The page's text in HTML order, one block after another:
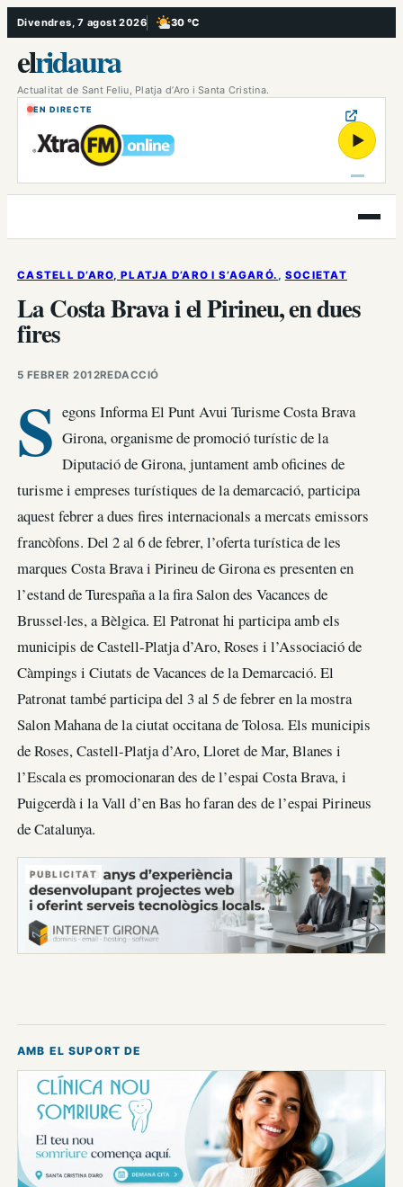
Vés
al
contingut
Divendres, 7 agost 2026 30 °C
, Poc ennuvolat
elridaura
Actualitat de Sant Feliu, Platja d’Aro i Santa Cristina.
EN DIRECTE
▶
Obre
el
CASTELL D’ARO, PLATJA D’ARO I S’AGARÓ. , SOCIETAT
La Costa Brava i el Pirineu, en dues
fires
5 FEBRER 2012REDACCIÓ
S egons Informa El Punt Avui Turisme Costa Brava
Girona, organisme de promoció turístic de la
Diputació de Girona, juntament amb oficines de
turisme i empreses turístiques de la demarcació, participa
aquest febrer a dues fires internacionals a mercats emissors
francòfons. Del 2 al 6 de febrer, l’oferta turística de les
marques Costa Brava i Pirineu de Girona es presenten en
l’estand de Turespaña a la fira Salon des Vacances de
Brussel·les, a Bèlgica. El Patronat hi participa amb els
municipis de Castell-Platja d’Aro, Roses i l’Associació de
Càmpings i Ciutats de Vacances de la Demarcació. El
Patronat també participa del 3 al 5 de febrer en la mostra
Salon Mahana de la ciutat occitana de Tolosa. Els municipis
de Roses, Castell-Platja d’Aro, Lloret de Mar, Blanes i
l’Escala es promocionaran des de l’espai Costa Brava, i
Puigcerdà i la Vall d’en Bas ho faran des de l’espai Pirineus
de Catalunya.
PUBLICITAT
AMB EL SUPORT DE